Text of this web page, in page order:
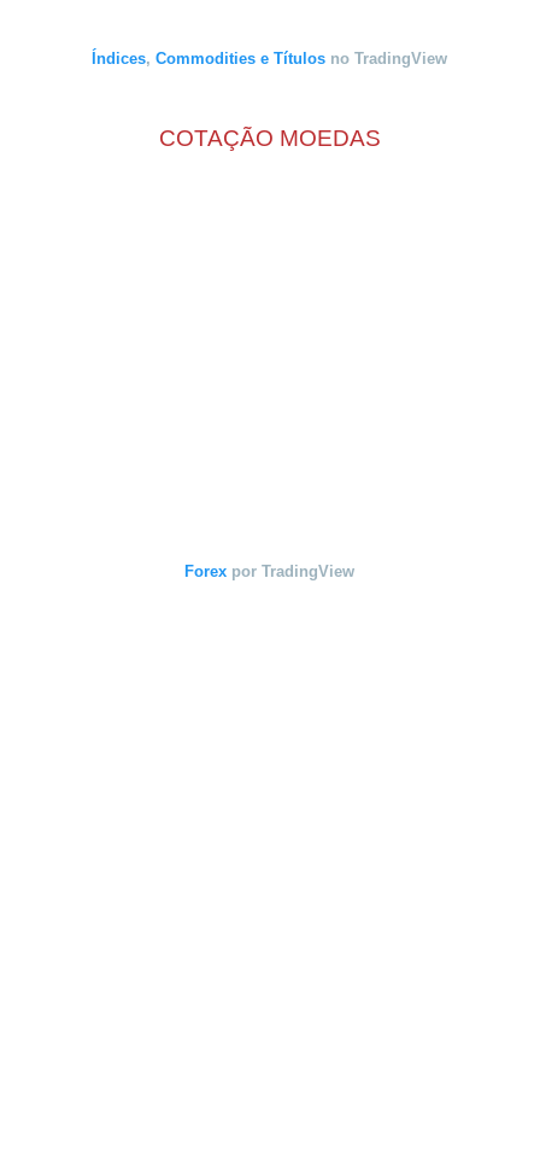
Índices,Commodities e Títulos no TradingView
COTAÇÃO MOEDAS
Forex por TradingView